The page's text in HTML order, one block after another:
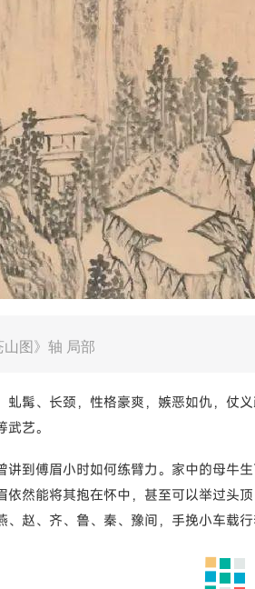
图》轴 局部
虬髯、长颈，性格豪爽，嫉恶如仇，仗
艺。
讲到傅眉小时如何练臂力。家中的母牛
依然能将其抱在怀中，甚至可以举过头
、赵、齐、鲁、秦、豫间，手挽小车载行